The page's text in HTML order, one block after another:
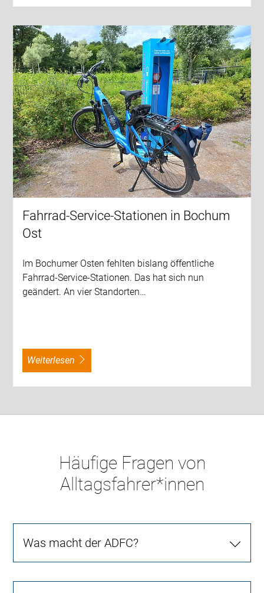
Fahrrad-Service-Stationen in Bochum
Ost
Im Bochumer Osten fehlten bislang öffentliche
Fahrrad-Service-Stationen. Das hat sich nun
geändert. An vier Standorten…
weiterlesen
Häufige Fragen von
Alltagsfahrer*innen
Was macht der ADFC?